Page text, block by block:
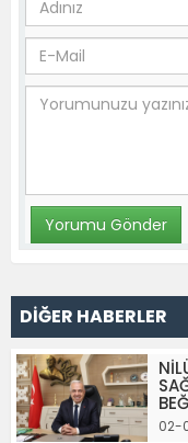
DİĞER HABERLER
02-